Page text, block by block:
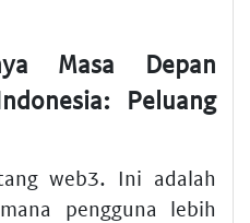
Masa Depan
Peluang
web3. Ini adalah
pengguna lebih